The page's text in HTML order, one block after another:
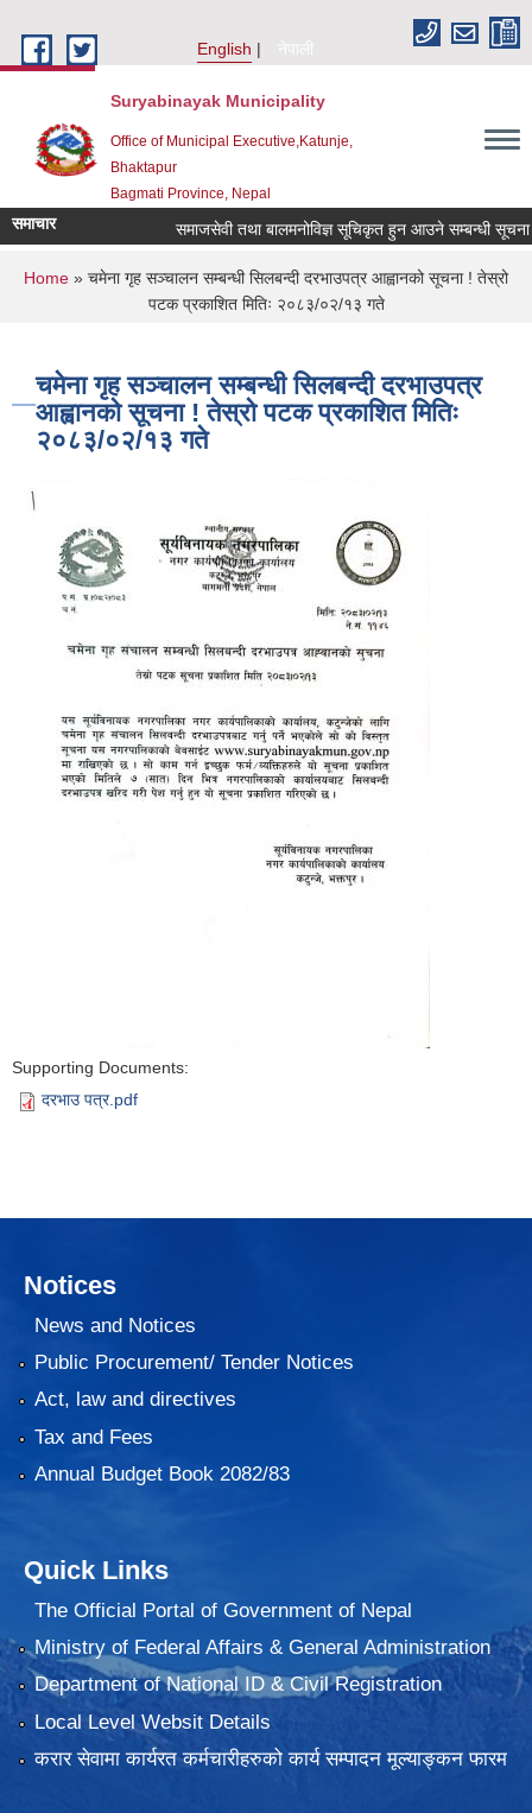
English
नेपाली
Suryabinayak Municipality
Office of Municipal Executive,Katunje,
Bhaktapur
Bagmati Province, Nepal
समाचार समाजसेवी तथा बालमनोविज्ञ सूचिकृत हुन आउने सम्बन्धी सूचना !!!
You are here
Home » चमेना गृह सञ्चालन सम्बन्धी सिलबन्दी दरभाउपत्र आह्वानको सूचना ! तेस्रो
पटक प्रकाशित मितिः २०८३/०२/१३ गते
चमेना गृह सञ्चालन सम्बन्धी सिलबन्दी दरभाउपत्र
आह्वानको सूचना ! तेस्रो पटक प्रकाशित मितिः
२०८३/०२/१३ गते
Supporting Documents:
दरभाउ पत्र.pdf
Notices
News and Notices
Public Procurement/ Tender Notices
Act, law and directives
Tax and Fees
Annual Budget Book 2082/83
Quick Links
The Official Portal of Government of Nepal
Ministry of Federal Affairs & General Administration
Department of National ID & Civil Registration
Local Level Websit Details
करार सेवामा कार्यरत कर्मचारीहरुको कार्य सम्पादन मूल्याङ्कन फारम